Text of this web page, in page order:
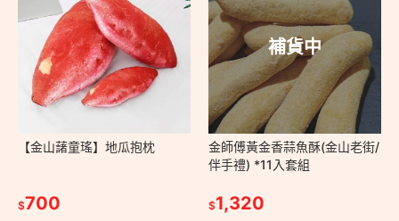
【金山藷童瑤】地瓜抱枕
$700
補貨中
金師傅黃金香蒜魚酥(金山老街/
伴手禮) *11入套組
$1,320